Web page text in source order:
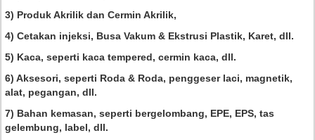
3) Produk Akrilik dan Cermin Akrilik,
4) Cetakan injeksi, Busa Vakum & Ekstrusi Plastik, Karet, dll.
5) Kaca, seperti kaca tempered, cermin kaca, dll.
6) Aksesori, seperti Roda & Roda, penggeser laci, magnetik,
alat, pegangan, dll.
7) Bahan kemasan, seperti bergelombang, EPE, EPS, tas
gelembung, label, dll.